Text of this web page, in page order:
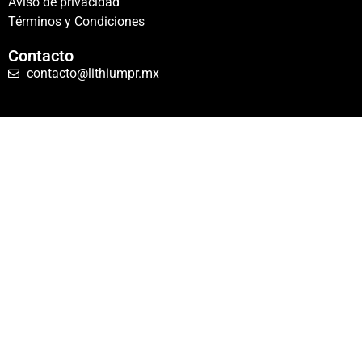
Términos y Condiciones
Contacto
contacto@lithiumpr.mx